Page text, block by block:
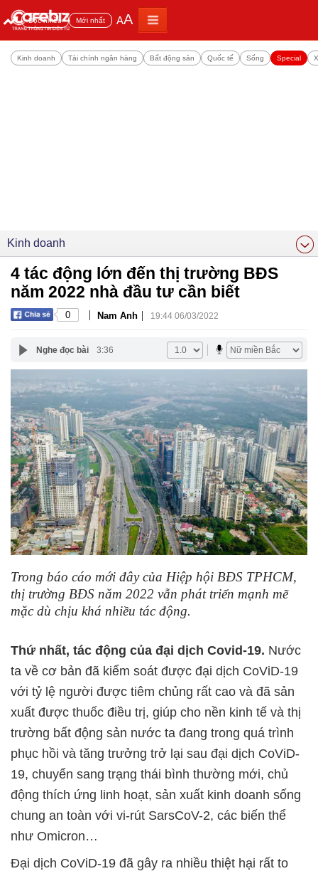
Đọc nhiều Mới nhất AA
Kinh doanh Tài chính ngân hàng Bất động sản Quốc tế Sống Special
Kinh doanh
4 tác động lớn đến thị trường BĐS
năm 2022 nhà đầu tư cần biết
0 | Nam Anh | 19:44 06/03/2022
Nghe đọc bài 3:36
Trong báo cáo mới đây của Hiệp hội BĐS TPHCM,
thị trường BĐS năm 2022 vẫn phát triển mạnh mẽ
mặc dù chịu khá nhiều tác động.
Thứ nhất, tác động của đại dịch Covid-19. Nước
ta về cơ bản đã kiểm soát được đại dịch CoViD-19
với tỷ lệ người được tiêm chủng rất cao và đã sản
xuất được thuốc điều trị, giúp cho nền kinh tế và thị
trường bất động sản nước ta đang trong quá trình
phục hồi và tăng trưởng trở lại sau đại dịch CoViD-
19, chuyển sang trạng thái bình thường mới, chủ
động thích ứng linh hoạt, sản xuất kinh doanh sống
chung an toàn với vi-rút SarsCoV-2, các biến thể
như Omicron…
Đại dịch CoViD-19 đã gây ra nhiều thiệt hại rất to